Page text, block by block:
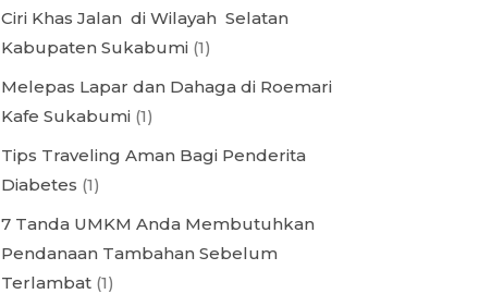
Ciri Khas Jalan di Wilayah Selatan
Kabupaten Sukabumi (1)
Melepas Lapar dan Dahaga di Roemari
Kafe Sukabumi (1)
Tips Traveling Aman Bagi Penderita
Diabetes (1)
7 Tanda UMKM Anda Membutuhkan
Pendanaan Tambahan Sebelum
Terlambat (1)